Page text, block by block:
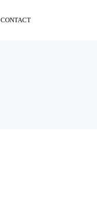
CONTACT